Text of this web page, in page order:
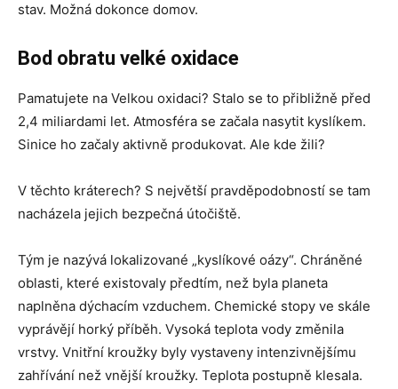
stav. Možná dokonce domov.
Bod obratu velké oxidace
Pamatujete na Velkou oxidaci? Stalo se to přibližně před
2,4 miliardami let. Atmosféra se začala nasytit kyslíkem.
Sinice ho začaly aktivně produkovat. Ale kde žili?
V těchto kráterech? S největší pravděpodobností se tam
nacházela jejich bezpečná útočiště.
Tým je nazývá lokalizované „kyslíkové oázy“. Chráněné
oblasti, které existovaly předtím, než byla planeta
naplněna dýchacím vzduchem. Chemické stopy ve skále
vyprávějí horký příběh. Vysoká teplota vody změnila
vrstvy. Vnitřní kroužky byly vystaveny intenzivnějšímu
zahřívání než vnější kroužky. Teplota postupně klesala.